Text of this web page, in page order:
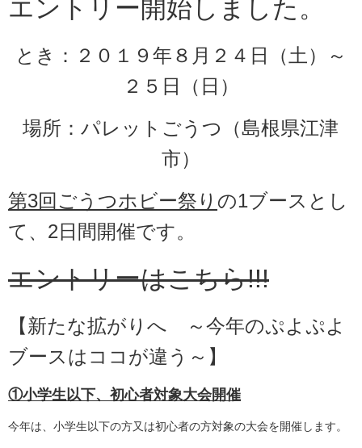
エントリー開始しました。
とき：２０１９年８月２４日（土）～
２５日（日）
場所：パレットごうつ（島根県江津
市）
第3回ごうつホビー祭り の1ブースとし
て、2日間開催です。
エントリーはこちら!!!
【新たな拡がりへ ～今年のぷよぷよ
ブースはココが違う～】
①小学生以下、初心者対象大会開催
今年は、小学生以下の方又は初心者の方対象の大会を開催します。